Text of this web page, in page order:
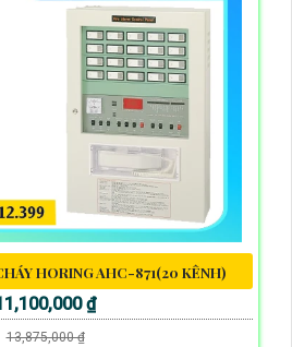
HORING AHC-871(20 KÊNH)
₫
13,875,000 ₫